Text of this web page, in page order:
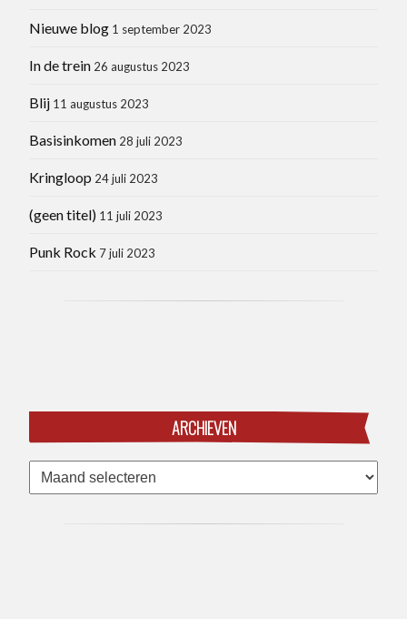
Nieuwe blog 1 september 2023
In de trein 26 augustus 2023
Blij 11 augustus 2023
Basisinkomen 28 juli 2023
Kringloop 24 juli 2023
(geen titel) 11 juli 2023
Punk Rock 7 juli 2023
ARCHIEVEN
Archieven